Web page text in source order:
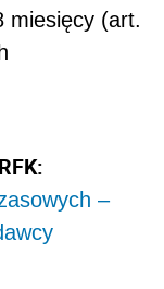
miesięcy (art.
–